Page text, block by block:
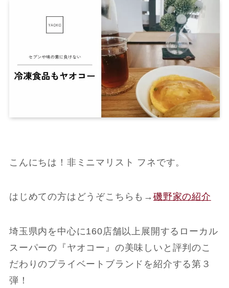
こんにちは！非ミニマリスト フネです。
はじめての方はどうぞこちらも →磯野家の紹介
埼玉県内を中心に160店舗以上展開するローカル
スーパーの『ヤオコー』の美味しいと評判のこ
だわりのプライベートブランドを紹介する第３
弾！